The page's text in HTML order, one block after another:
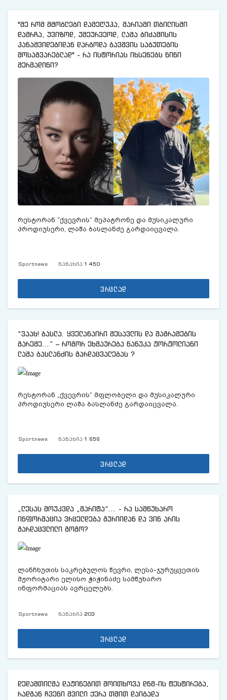
"მე რომ მშობლები დამეღუპა, მარიამი თბილისში
დამრჩა, უვიზოდ, უმეურვეოდ, ლაშა ბიძამისის
პანაშვიდებიდან დარბოდა ბავშვის საბუთების
მოსაგვარებლად" - რა ისტორიას იხსენებს ნინი
შერმადინი?
რეს­ტო­რან “ქვევ­რის“ მე­პატ­რო­ნე და მუ­სი­კა­ლუ­რი
პრო­დი­უ­სე­რი, ლაშა ბას­ლან­ძე გარ­და­იც­ვა­ლა.
Sportnews ნანახია 1 450
ვრცლად
“ვაახ! ბასლა. ყველანაირი შესავლის და მაგრამების
გარეშე…” – როგორ ეხმაურება ნანუკა ჟორჟოლიანი
ლაშა ბასლანძის გარდაცვალებას ?
რესტორან „ქვევრის“ მფლობელი და მუსიკალური
პროდიუსერი ლაშა ბასლანძე გარდაიცვალა.
Sportnews ნანახია 1 656
ვრცლად
„ლესას მოუკვდა „მარიტა“... - რა სამწუხარო
ინფორმაცია ვრცელდება გურიიდან და ვინ არის
გარდაცვლილი გოგო?
ლანჩხუთის საკრებულოს წევრი, ლესა-ჯურუყვეთის
მჟორიტარი ელისო ჭიჭინაძე სამწუხარო
ინფორმაციას ავრცელებს.
Sportnews ნანახია 203
ვრცლად
დედამთილმა დაჟინებით მოითხოვა დნმ-ის ტესტირება,
რადგან ჩვენი შვილი ქერა თმით დაიბადა